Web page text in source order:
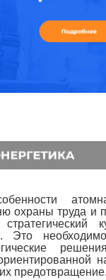
охраны труда и
Это